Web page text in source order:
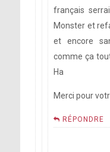
français
Monster et
et encore
comme ça
Ha
Merci pour
RÉPONDRE